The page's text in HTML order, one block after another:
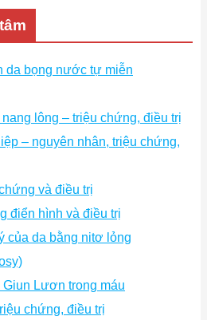
da bọng nước tự miễn
lông – triệu chứng, điều trị
– nguyên nhân, triệu chứng,
và điều trị
điển hình và điều trị
của da bằng nitơ lỏng
Giun Lươn trong máu
chứng, điều trị